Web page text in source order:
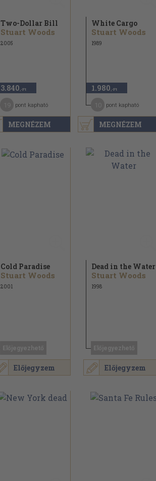
MEGNÉZEM
Two-Dollar Bill
Stuart Woods
2005
3.840 ,-Ft
pont kapható
MEGNÉZEM
White Cargo
Stuart Woods
1989
1.980 ,-Ft
pont kapható
Előjegyzem
Cold Paradise
Stuart Woods
2001
Előjegyzem
Dead in the Water
Stuart Woods
1998